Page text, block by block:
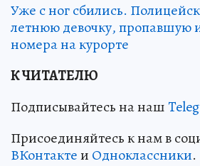
Уже с ног сбились.
летнюю девочку, пропавшую
номера на курорте
К ЧИТАТЕЛЮ
Подписывайтесь на наш
Присоединяйтесь к нам в
ВКонтактеи Одноклассники.